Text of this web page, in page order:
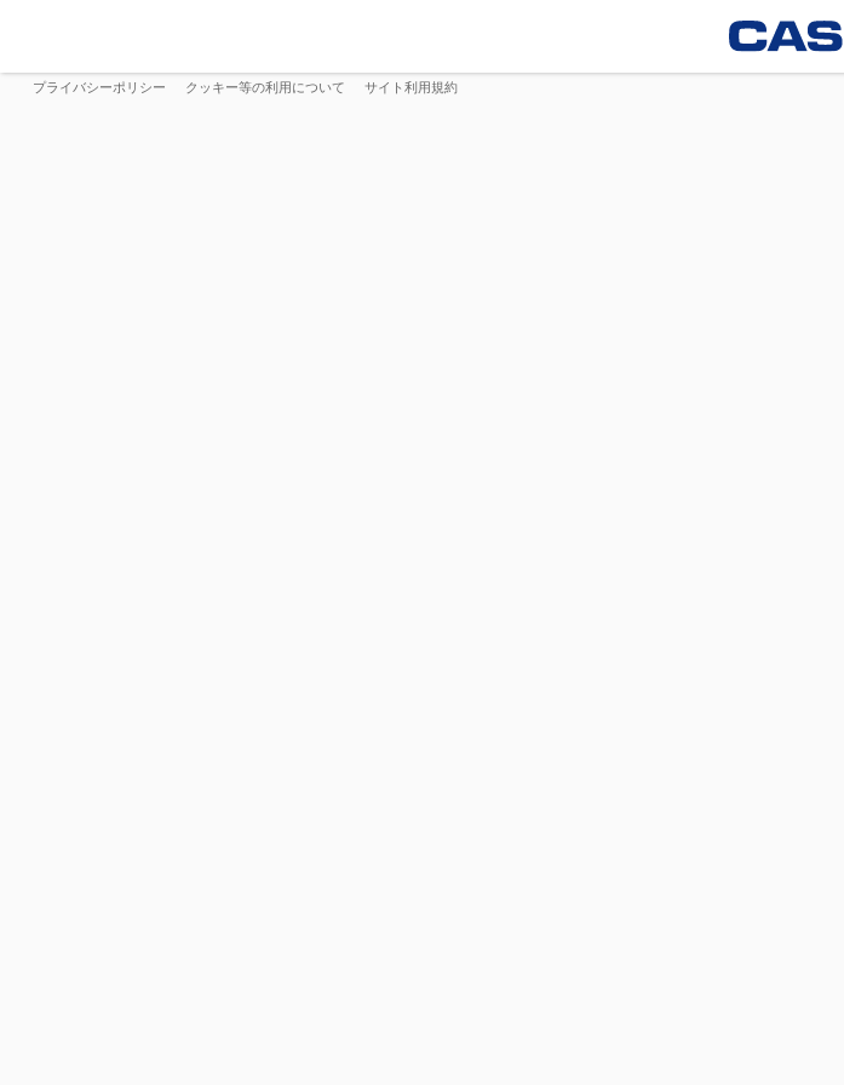
プライバシーポリシー クッキー等の利用について サイト利用規約